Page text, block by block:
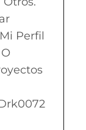
Perfil